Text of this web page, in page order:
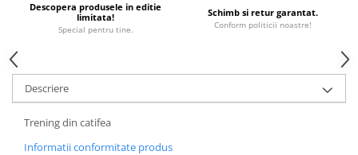
Descopera produsele in editie
limitata!
Special pentru tine.
Schimb si retur garantat.
Conform politicii noastre!
Descriere
Trening din catifea
Informatii conformitate produs